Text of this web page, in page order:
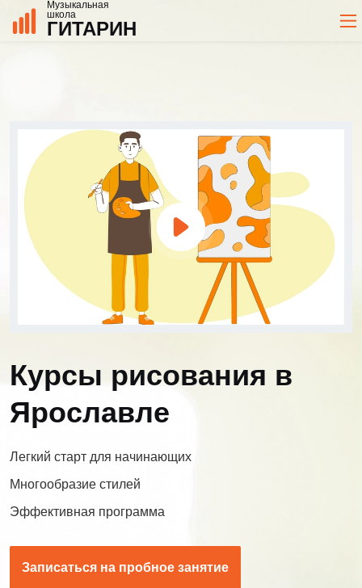
Музыкальная
школа
ГИТАРИН
Курсы рисования в
Ярославле
Легкий старт для начинающих
Многообразие стилей
Эффективная программа
Записаться на пробное занятие